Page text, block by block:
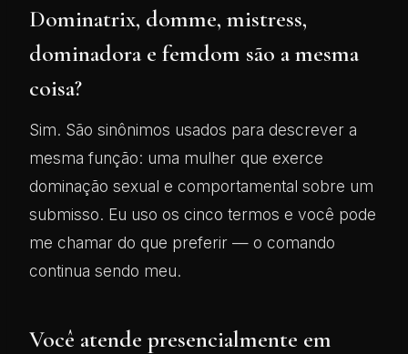
Dominatrix, domme, mistress,
dominadora e femdom são a mesma
coisa?
Sim. São sinônimos usados para descrever a
mesma função: uma mulher que exerce
dominação sexual e comportamental sobre um
submisso. Eu uso os cinco termos e você pode
me chamar do que preferir — o comando
continua sendo meu.
Você atende presencialmente em